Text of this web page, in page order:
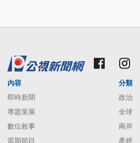
內容
即時新聞
專題策展
數位敘事
當期節目
分類
政治
全球
兩岸
產經